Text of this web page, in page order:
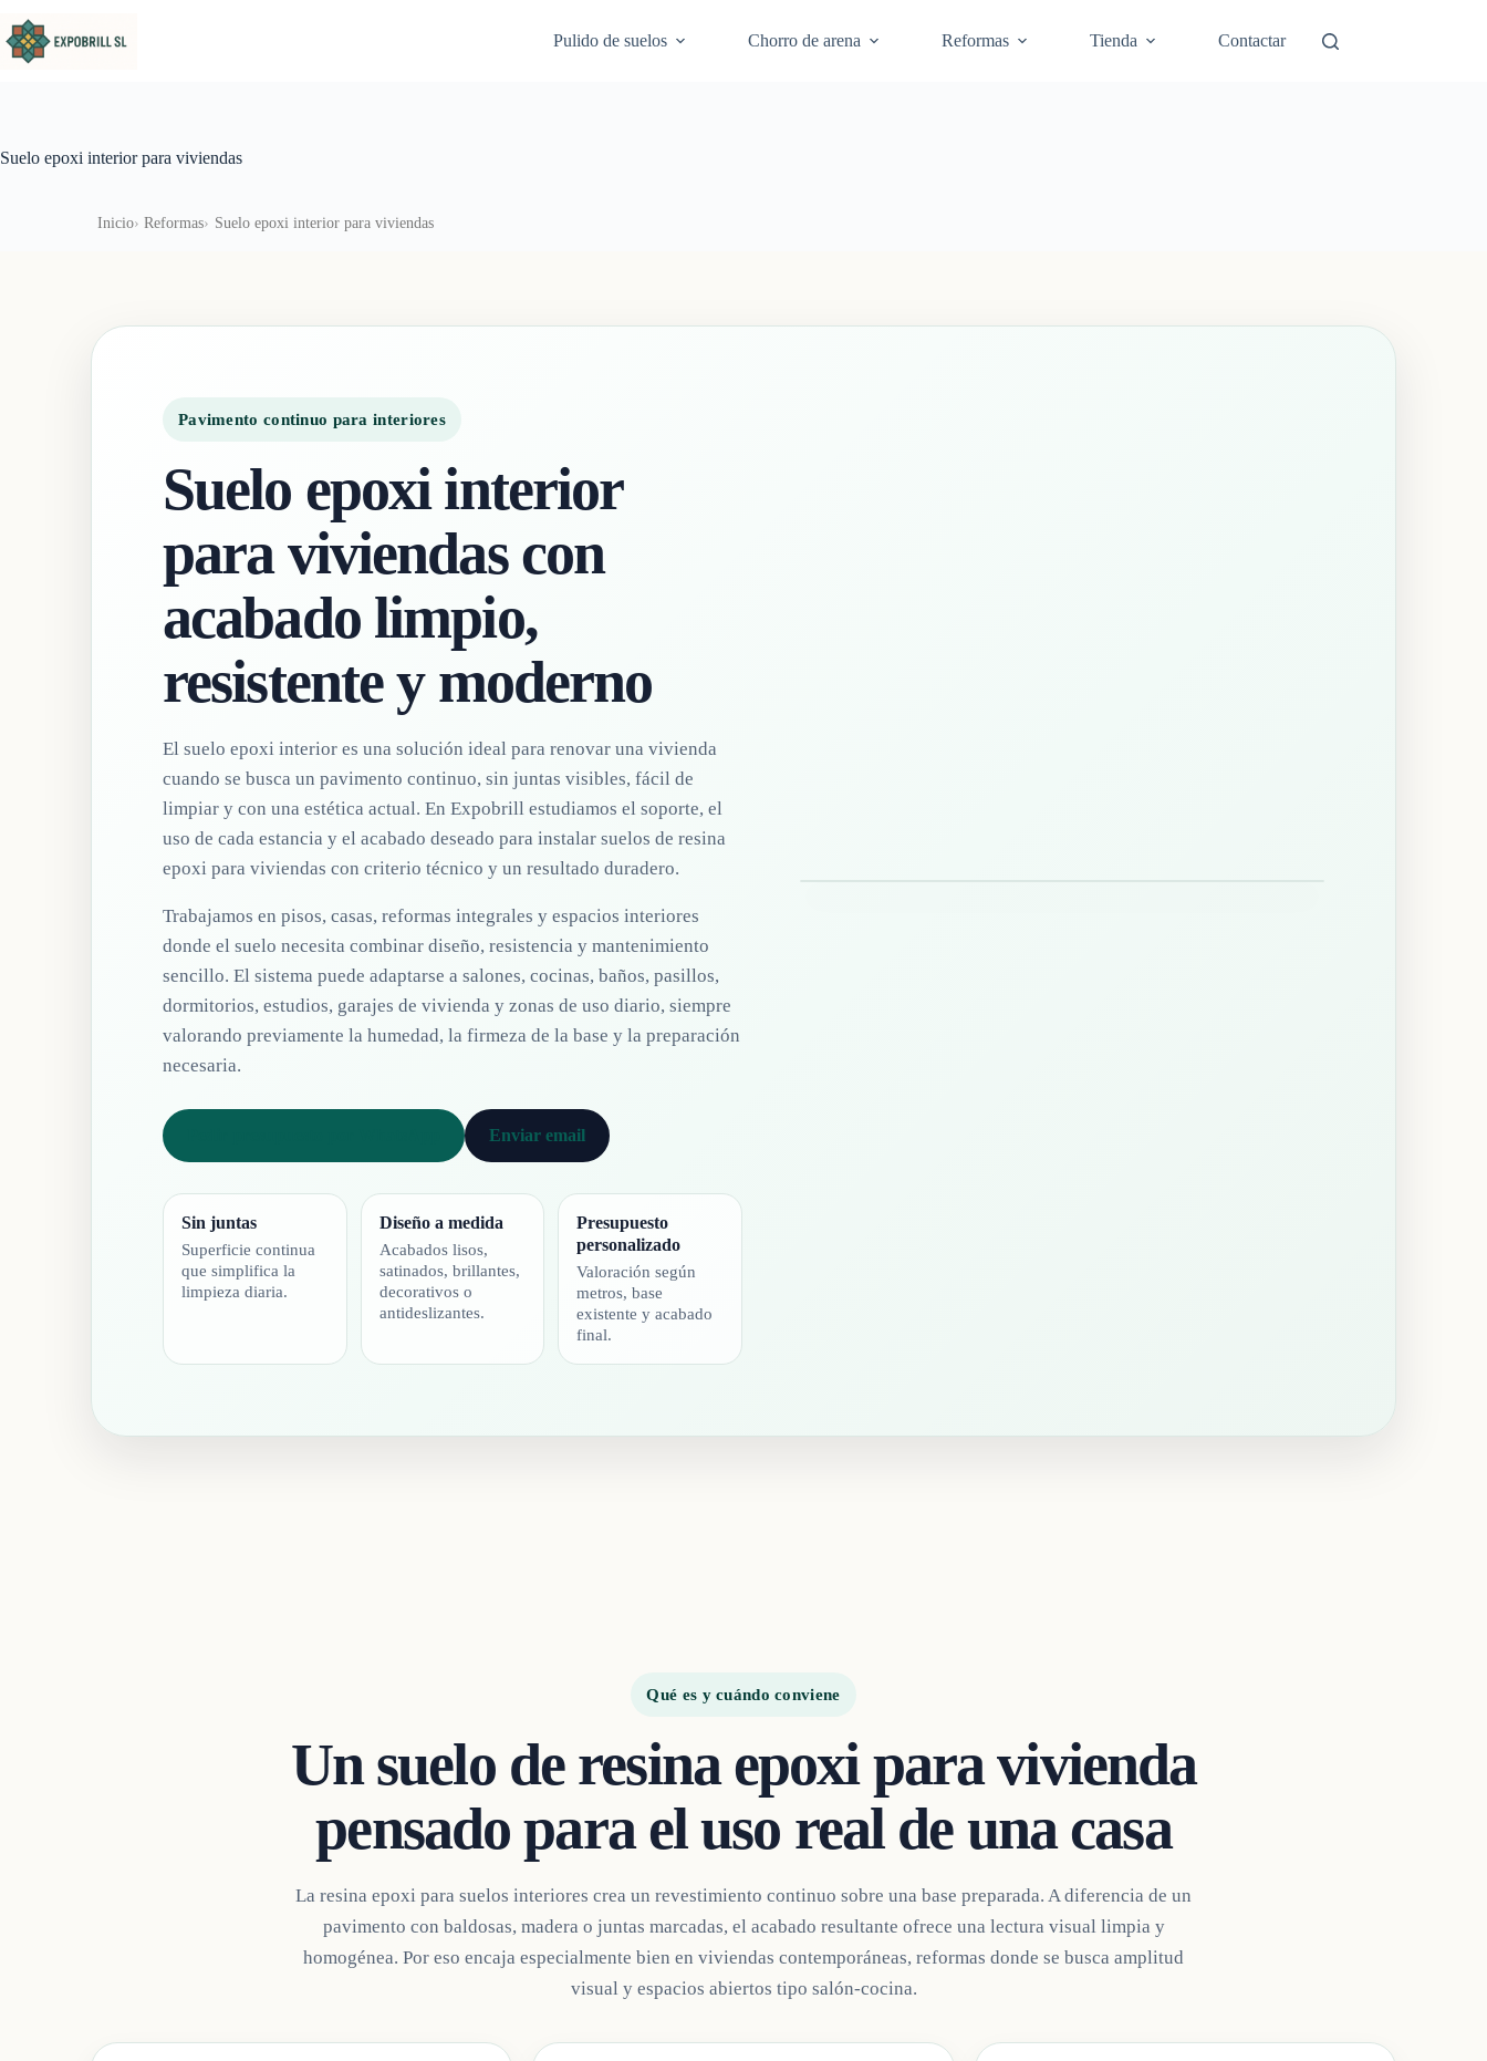
Pulido de suelos
Chorro de arena Reformas Tienda Contactar
Suelo epoxi interior para viviendas
Inicio Reformas Suelo epoxi interior para viviendas
Pavimento continuo para interiores
Suelo epoxi interior
para viviendas con
acabado limpio,
resistente y moderno
El suelo epoxi interior es una solución ideal para renovar una vivienda
cuando se busca un pavimento continuo, sin juntas visibles, fácil de
limpiar y con una estética actual. En Expobrill estudiamos el soporte, el
uso de cada estancia y el acabado deseado para instalar suelos de resina
epoxi para viviendas con criterio técnico y un resultado duradero.
Trabajamos en pisos, casas, reformas integrales y espacios interiores
donde el suelo necesita combinar diseño, resistencia y mantenimiento
sencillo. El sistema puede adaptarse a salones, cocinas, baños, pasillos,
dormitorios, estudios, garajes de vivienda y zonas de uso diario, siempre
valorando previamente la humedad, la firmeza de la base y la preparación
necesaria.
Enviar email
Sin juntas
Superficie continua
que simplifica la
limpieza diaria.
Diseño a medida
Acabados lisos,
satinados, brillantes,
decorativos o
antideslizantes.
Presupuesto
personalizado
Valoración según
metros, base
existente y acabado
final.
Qué es y cuándo conviene
Un suelo de resina epoxi para vivienda
pensado para el uso real de una casa
La resina epoxi para suelos interiores crea un revestimiento continuo sobre una base preparada. A diferencia de un
pavimento con baldosas, madera o juntas marcadas, el acabado resultante ofrece una lectura visual limpia y
homogénea. Por eso encaja especialmente bien en viviendas contemporáneas, reformas donde se busca amplitud
visual y espacios abiertos tipo salón-cocina.